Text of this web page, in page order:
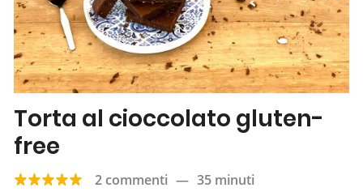
Torta al cioccolato gluten-
free
2 commenti — 35 minuti